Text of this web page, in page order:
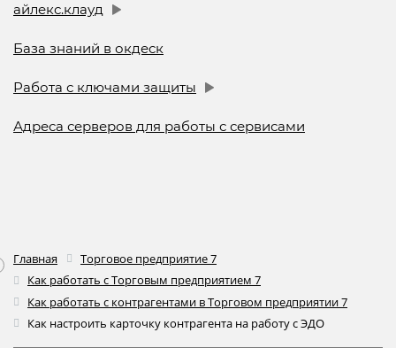
айлекс.клауд
База знаний в окдеск
Работа с ключами защиты
Адреса серверов для работы с сервисами
Главная
Торговое предприятие 7
Как работать с Торговым предприятием 7
Как работать с контрагентами в Торговом предприятии 7
Как настроить карточку контрагента на работу с ЭДО